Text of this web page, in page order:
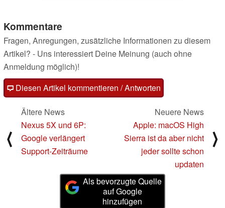
Kommentare
Fragen, Anregungen, zusätzliche Informationen zu diesem
Artikel? - Uns interessiert Deine Meinung (auch ohne
Anmeldung möglich)!
Diesen Artikel kommentieren / Antworten
⟨
Ältere News
Nexus 5X und 6P:
Google verlängert
Support-Zeiträume
Neuere News
Apple: macOS High
Sierra ist da aber nicht
jeder sollte schon
updaten
⟩
Als bevorzugte Quelle
auf Google
hinzufügen